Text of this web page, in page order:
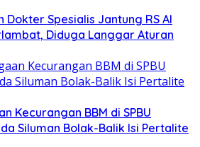
Dokter Spesialis Jantung RS Al
Diduga Langgar Aturan
Kecurangan BBM di SPBU
Siluman Bolak-Balik Isi Pertalite